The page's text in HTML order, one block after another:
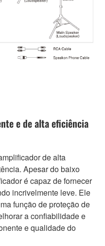
e de alta eficiência
de alta
Apesar do baixo
é capaz de fornecer
incrivelmente leve. Ele
função de proteção de
a confiabilidade e
e qualidade do